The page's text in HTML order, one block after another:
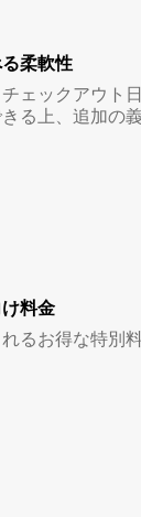
柔軟性
ェックアウト
る上、追加の
料金
るお得な特別